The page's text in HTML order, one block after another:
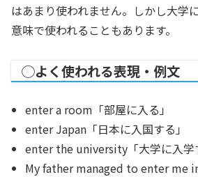
はあまり使われません。しかし大学
意味で使われることもあります。
◯よく使われる表現・例文
enter a room「部屋に入る」
enter Japan「日本に入国する」
enter the university「大学に入学
My father managed to enter me